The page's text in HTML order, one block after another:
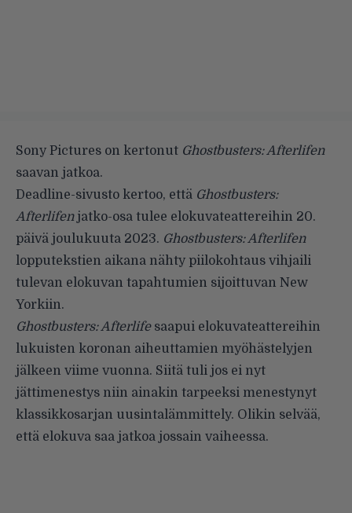
Sony Pictures on kertonut Ghostbusters: Afterlifen
saavan jatkoa.
Deadline-sivusto kertoo, että Ghostbusters:
Afterlifenjatko-osa tulee elokuvateattereihin 20.
päivä joulukuuta 2023. Ghostbusters: Afterlifen
lopputekstien aikana nähty piilokohtaus vihjaili
tulevan elokuvan tapahtumien sijoittuvan New
Yorkiin.
Ghostbusters: Afterlifesaapui elokuvateattereihin
lukuisten koronan aiheuttamien myöhästelyjen
jälkeen viime vuonna. Siitä tuli jos ei nyt
jättimenestys niin ainakin tarpeeksi menestynyt
klassikkosarjan uusintalämmittely. Olikin selvää,
että elokuva saa jatkoa jossain vaiheessa.